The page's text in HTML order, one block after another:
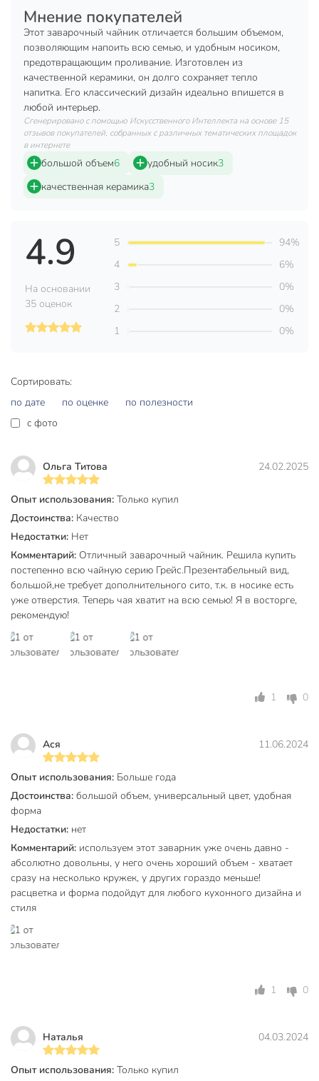
Объем, мл
1100 мл
Бренд
Daniks
Страна производства
Китай
Материал крышки
Форма
круглый
Материал ручки
керамика
Материал корпуса
Стиль
классический
Дизайн
Особенности
с толстым дном
Условия эксплуатации
Модель
Вес в упаковке
Габариты упаковки
Мнение покупателей
Этот заварочный чайник отличается большим объемом,
позволяющим напоить всю семью, и удобным носиком,
предотвращающим проливание. Изготовлен из
качественной керамики, он долго сохраняет тепло
напитка. Его классический дизайн идеально впишется в
любой интерьер.
Сгенерировано с помощью Искусственного Интеллекта на основе 15
отзывов покупателей, собранных с различных тематических площадок
в интернете
большой объем6 удобный носик3
качественная керамика3
Сортировать:
по дате
по оценке
по полезности
c фото
Ольга Титова 24.02.2025
Опыт использования: Только купил
Достоинства: Качество
Недостатки: Нет
Комментарий: Отличный заварочный чайник. Решила купить
постепенно всю чайную серию Грейс.Презентабельный вид,
большой,не требует дополнительного сито, т.к. в носике есть
уже отверстия. Теперь чая хватит на всю семью! Я в восторге,
рекомендую!
1 0
Ася 11.06.2024
Опыт использования: Больше года
Достоинства: большой объем, универсальный цвет, удобная
форма
Недостатки: нет
Комментарий: используем этот заварник уже очень давно -
абсолютно довольны, у него очень хороший объем - хватает
сразу на несколько кружек, у других гораздо меньше!
расцветка и форма подойдут для любого кухонного дизайна и
стиля
1 0
Наталья 04.03.2024
Опыт использования: Только купил
4.9
На основании
35 оценок
5
94%
4
6%
3
0%
2
0%
1
0%